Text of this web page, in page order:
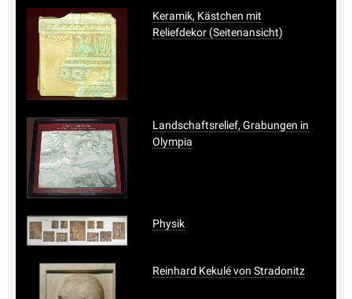
Keramik, Kästchen mit
Reliefdekor (Seitenansicht)
Landschaftsrelief, Grabungen in
Olympia
Physik
Reinhard Kekulé von Stradonitz